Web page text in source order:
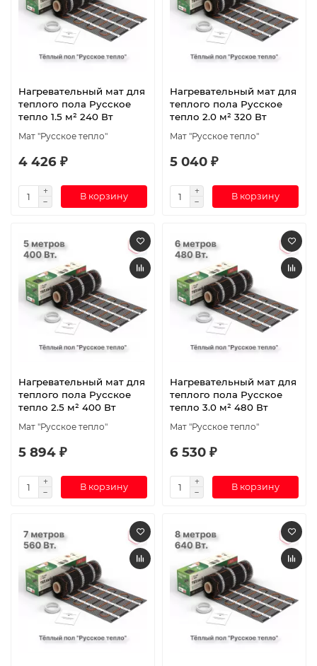
Нагревательный мат для
теплого пола Русское
тепло 1.5 м² 240 Вт
Мат "Русское тепло"
4 426 ₽
В корзину
Нагревательный мат для
теплого пола Русское
тепло 2.0 м² 320 Вт
Мат "Русское тепло"
5 040 ₽
В корзину
Нагревательный мат для
теплого пола Русское
тепло 2.5 м² 400 Вт
Мат "Русское тепло"
5 894 ₽
В корзину
Нагревательный мат для
теплого пола Русское
тепло 3.0 м² 480 Вт
Мат "Русское тепло"
6 530 ₽
В корзину